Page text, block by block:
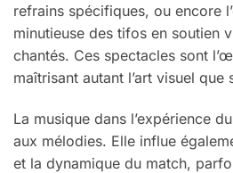
refrains spécifiques, ou encore
minutieuse des tifos en soutien
chantés. Ces spectacles sont
maîtrisant autant l’art visuel que
La musique dans l’expérience
aux mélodies. Elle influe
et la dynamique du match,